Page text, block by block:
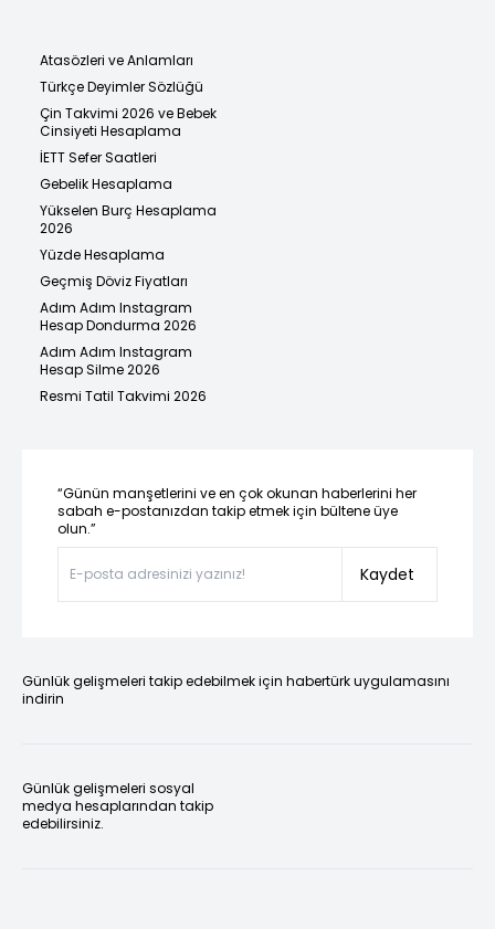
Atasözleri ve Anlamları
Türkçe Deyimler Sözlüğü
Çin Takvimi 2026 ve Bebek
Cinsiyeti Hesaplama
İETT Sefer Saatleri
Gebelik Hesaplama
Yükselen Burç Hesaplama
2026
Yüzde Hesaplama
Geçmiş Döviz Fiyatları
Adım Adım Instagram
Hesap Dondurma 2026
Adım Adım Instagram
Hesap Silme 2026
Resmi Tatil Takvimi 2026
“Günün manşetlerini ve en çok okunan haberlerini her
sabah e-postanızdan takip etmek için bültene üye
olun.”
Kaydet
Günlük gelişmeleri takip edebilmek için habertürk uygulamasını
indirin
Günlük gelişmeleri sosyal
medya hesaplarından takip
edebilirsiniz.